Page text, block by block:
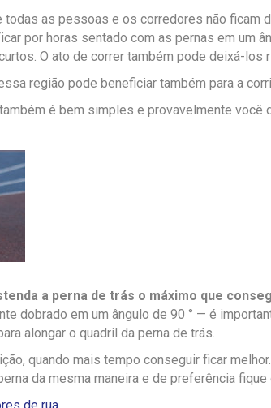
todas as pessoas e os corredores não
por horas sentado com as pernas em um
O ato de correr também pode deixá-los
região pode beneficiar também para a
é bem simples e provavelmente você
a perna de trás o máximo que
dobrado em um ângulo de 90 ° — é
alongar o quadril da perna de trás.
quando mais tempo conseguir ficar
da mesma maneira e de preferência